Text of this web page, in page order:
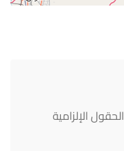
الحقول الإلزامية